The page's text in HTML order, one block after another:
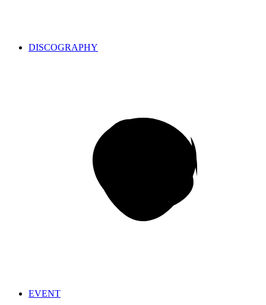
DISCOGRAPHY
EVENT